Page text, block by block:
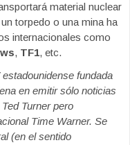
material nuclear
torpedo o una mina ha
internacionales como
, TF1, etc.
fundada
en emitir sólo noticias
Turner pero
Time Warner. Se
(en el sentido